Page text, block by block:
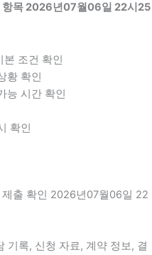
항목 2026년07월06일 22시25
본 조건 확인
황 확인
능 시간 확인
확인
출 확인 2026년07월06일 22
기록, 신청 자료, 계약 정보, 결